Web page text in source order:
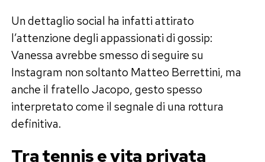
Un dettaglio social ha infatti attirato
l’attenzione degli appassionati di gossip:
Vanessa avrebbe smesso di seguire su
Instagram non soltanto Matteo Berrettini, ma
anche il fratello Jacopo, gesto spesso
interpretato come il segnale di una rottura
definitiva.
Tra tennis e vita privata